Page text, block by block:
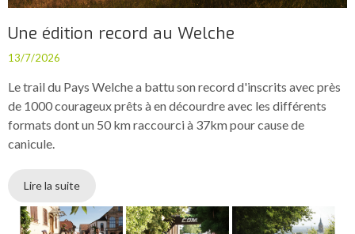
Une édition record au Welche
13/7/2026
Le trail du Pays Welche a battu son record d'inscrits avec près
de 1000 courageux prêts à en décourdre avec les différents
formats dont un 50 km raccourci à 37km pour cause de
canicule.
Lire la suite